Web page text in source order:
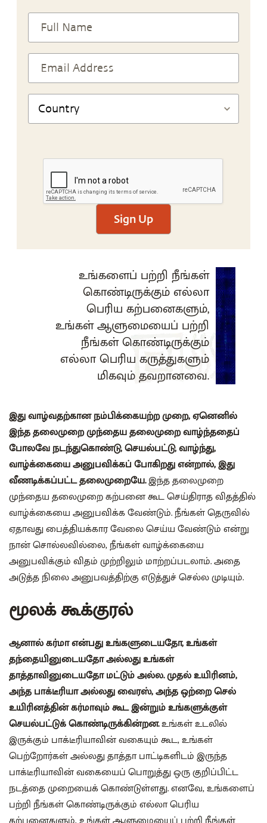
Sign Up
உங்களைப் பற்றி நீங்கள்
கொண்டிருக்கும் எல்லா
பெரிய கற்பனைகளும்,
உங்கள் ஆளுமையைப் பற்றி
நீங்கள் கொண்டிருக்கும்
எல்லா பெரிய கருத்துகளும்
மிகவும் தவறானவை.
இது வாழ்வதற்கான நம்பிக்கையற்ற முறை, ஏனெனில்
இந்த தலைமுறை முந்தைய தலைமுறை வாழ்ந்ததைப்
போலவே நடந்துகொண்டு, செயல்பட்டு, வாழ்ந்து,
வாழ்க்கையை அனுபவிக்கப் போகிறது என்றால், இது
வீணடிக்கப்பட்ட தலைமுறையே.இந்த தலைமுறை
முந்தைய தலைமுறை கற்பனை கூட செய்திராத விதத்தில்
வாழ்க்கையை அனுபவிக்க வேண்டும். நீங்கள் தெருவில்
ஏதாவது பைத்தியக்கார வேலை செய்ய வேண்டும் என்று
நான் சொல்லவில்லை, நீங்கள் வாழ்க்கையை
அனுபவிக்கும் விதம் முற்றிலும் மாற்றப்படலாம். அதை
அடுத்த நிலை அனுபவத்திற்கு எடுத்துச் செல்ல முடியும்.
மூலக் கூக்குரல்
ஆனால் கர்மா என்பது உங்களுடையதோ, உங்கள்
தந்தையினுடையதோ அல்லது உங்கள்
தாத்தாவினுடையதோ மட்டும் அல்ல. முதல் உயிரினம்,
அந்த பாக்டீரியா அல்லது வைரஸ், அந்த ஒற்றை செல்
உயிரினத்தின் கர்மாவும் கூட இன்றும் உங்களுக்குள்
செயல்பட்டுக் கொண்டிருக்கின்றன.உங்கள் உடலில்
இருக்கும் பாக்டீரியாவின் வகையும் கூட, உங்கள்
பெற்றோர்கள் அல்லது தாத்தா பாட்டிகளிடம் இருந்த
பாக்டீரியாவின் வகையைப் பொறுத்து ஒரு குறிப்பிட்ட
நடத்தை முறையைக் கொண்டுள்ளது. எனவே, உங்களைப்
பற்றி நீங்கள் கொண்டிருக்கும் எல்லா பெரிய